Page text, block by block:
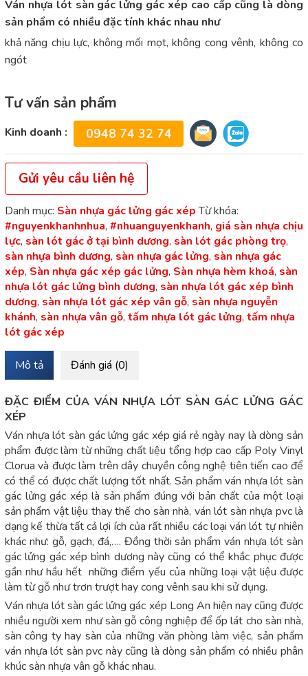
Ván nhựa lót sàn gác lửng gác xép cao cấp cũng là dòng
sản phẩm có nhiều đặc tính khác nhau như
khả năng chịu lực, không mối mọt, không cong vênh, không co
ngót
Tư vấn sản phẩm
Kinh doanh : 0948 74 32 74
Gửi yêu cầu liên hệ
Danh mục: Sàn nhựa gác lửng gác xép Từ khóa:
#nguyenkhanhnhua, #nhuanguyenkhanh, giá sàn nhựa chịu
lực, sàn lót gác ở tại bình dương, sàn lót gác phòng trọ,
sàn nhựa bình dương, sàn nhựa gác lửng, sàn nhựa gác
xép, Sàn nhựa gác xép gác lửng, Sàn nhựa hèm khoá, sàn
nhựa lót gác lửng bình dương, sàn nhựa lót gác xép bình
dương, sàn nhựa lót gác xép vân gỗ, sàn nhựa nguyễn
khánh, sàn nhựa vân gỗ, tấm nhựa lót gác lửng, tấm nhựa
lót gác xép
Mô tả Đánh giá (0)
ĐẶC ĐIỂM CỦA VÁN NHỰA LÓT SÀN GÁC LỬNG GÁC
XÉP
Ván nhựa lót sàn gác lửng gác xép giá rẻ ngày nay là dòng sản
phẩm được làm từ những chất liệu tổng hợp cao cấp Poly Vinyl
Clorua và được làm trên dây chuyền công nghệ tiên tiến cao để
có thể có được chất lượng tốt nhất. Sản phẩm ván nhựa lót sàn
gác lửng gác xép là sản phẩm đúng với bản chất của một loại
sản phẩm vật liệu thay thế cho sàn nhà, ván lót sàn nhựa pvc là
dạng kế thừa tất cả lợi ích của rất nhiều các loại ván lót tự nhiên
khác như: gỗ, gạch, đá,…. Đồng thời sản phẩm ván nhựa lót sàn
gác lửng gác xép bình dương này cũng có thể khắc phục được
gần như hầu hết những điểm yếu của những loại vật liệu được
làm từ gỗ như trơn trượt hay cong vênh sau khi sử dụng.
Ván nhựa lót sàn gác lửng gác xép Long An hiện nay cũng được
nhiều người xem như sàn gỗ công nghiệp để ốp lát cho sàn nhà,
sàn công ty hay sàn của những văn phòng làm việc, sản phẩm
ván nhựa lót sàn pvc này cũng là dòng sản phẩm có nhiều phân
khúc sàn nhựa vân gỗ khác nhau.